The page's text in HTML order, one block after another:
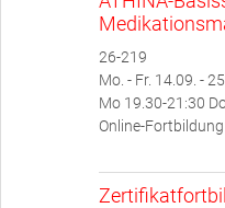
26-219
Mo. - Fr. 14.09. -
Mo 19.30-21:30
Online-Fortbildung